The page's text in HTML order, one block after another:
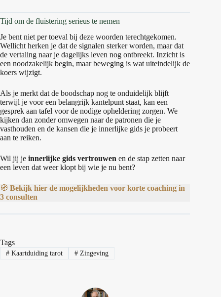
Tijd om de fluistering serieus te nemen
Je bent niet per toeval bij deze woorden terechtgekomen.
Wellicht herken je dat de signalen sterker worden, maar dat
de vertaling naar je dagelijks leven nog ontbreekt. Inzicht is
een noodzakelijk begin, maar beweging is wat uiteindelijk de
koers wijzigt.
Als je merkt dat de boodschap nog te onduidelijk blijft
terwijl je voor een belangrijk kantelpunt staat, kan een
gesprek aan tafel voor de nodige opheldering zorgen. We
kijken dan zonder omwegen naar de patronen die je
vasthouden en de kansen die je innerlijke gids je probeert
aan te reiken.
Wil jij je innerlijke gids vertrouwen en de stap zetten naar
een leven dat weer klopt bij wie je nu bent?
🧭 Bekijk hier de mogelijkheden voor korte coaching in
3 consulten
Tags
#Kaartduiding tarot #Zingeving